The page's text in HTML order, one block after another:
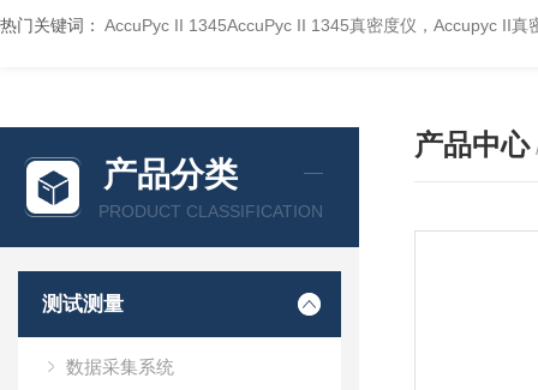
热门关键词： AccuPyc II 1345AccuPyc II 1345真密度仪，Accupyc II真
产品分类
PRODUCT CLASSIFICATION
测试测量
数据采集系统
产品中心